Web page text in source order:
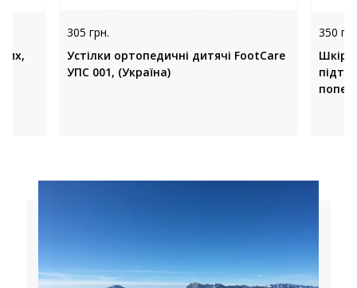
305 грн.
Устілки ортопедичні дитячі FootCare
УПС 001, (Україна)
350